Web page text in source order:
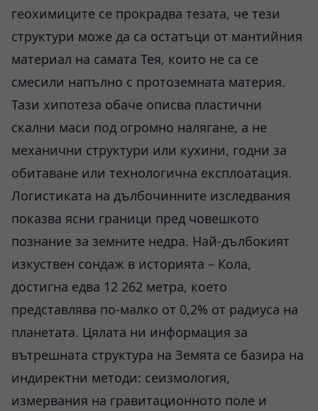
геохимиците се прокрадва тезата, че тези
структури може да са остатъци от мантийния
материал на самата Тея, които не са се
смесили напълно с протоземната материя.
Тази хипотеза обаче описва пластични
скални маси под огромно налягане, а не
механични структури или кухини, годни за
обитаване или технологична експлоатация.
Логистиката на дълбочинните изследвания
показва ясни граници пред човешкото
познание за земните недра. Най-дълбокият
изкуствен сондаж в историята – Кола,
достигна едва 12 262 метра, което
представлява по-малко от 0,2% от радиуса на
планетата. Цялата ни информация за
вътрешната структура на Земята се базира на
индиректни методи: сеизмология,
измервания на гравитационното поле и